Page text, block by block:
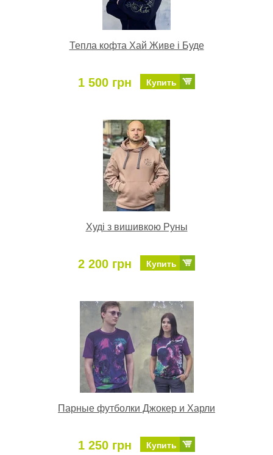
Тепла кофта Хай Живе і Буде
1 500 грн Купить
Худі з вишивкою Руны
2 200 грн Купить
Парные футболки Джокер и Харли
1 250 грн Купить